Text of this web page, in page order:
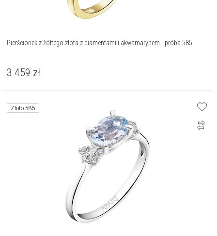
Pierścionek z żółtego złota z diamentami i akwamarynem - próba 585
3 459 zł
Złoto 585